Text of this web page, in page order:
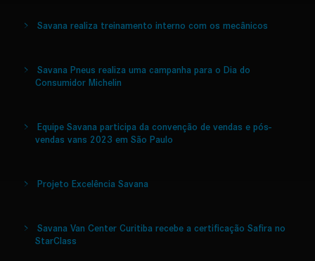
Savana realiza treinamento interno com os mecânicos
Savana Pneus realiza uma campanha para o Dia do
Consumidor Michelin
Equipe Savana participa da convenção de vendas e pós-
vendas vans 2023 em São Paulo
Projeto Excelência Savana
Savana Van Center Curitiba recebe a certificação Safira no
StarClass